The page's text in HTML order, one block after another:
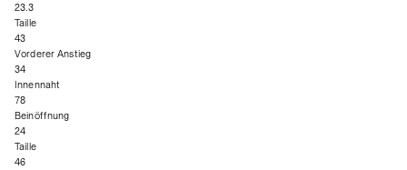
23.3
Taille
43
Vorderer Anstieg
34
Innennaht
78
Beinöffnung
24
Taille
46